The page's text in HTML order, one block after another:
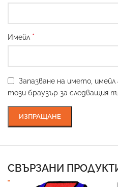
Имейл *
Запазване на името,
този браузър за следващия
СВЪРЗАНИ